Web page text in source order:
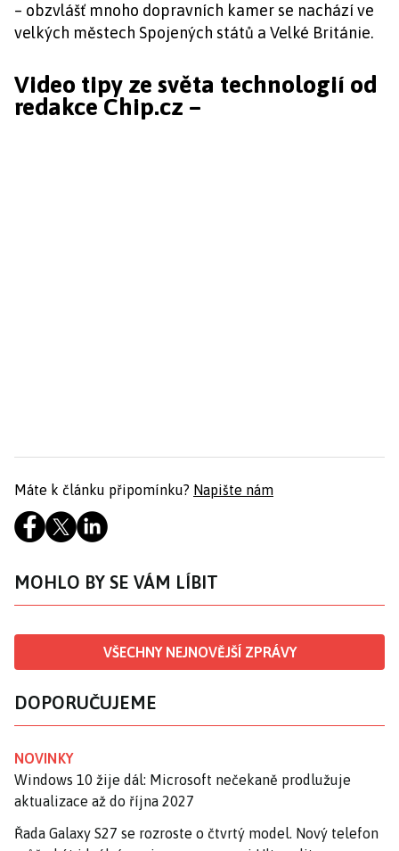
– obzvlášť mnoho dopravních kamer se nachází ve
velkých městech Spojených států a Velké Británie.
Video tipy ze světa technologií od
redakce Chip.cz –
Máte k článku připomínku? Napište nám
MOHLO BY SE VÁM LÍBIT
VŠECHNY NEJNOVĚJŠÍ ZPRÁVY
DOPORUČUJEME
NOVINKY
Windows 10 žije dál: Microsoft nečekaně prodlužuje
aktualizace až do října 2027
Řada Galaxy S27 se rozroste o čtvrtý model. Nový telefon